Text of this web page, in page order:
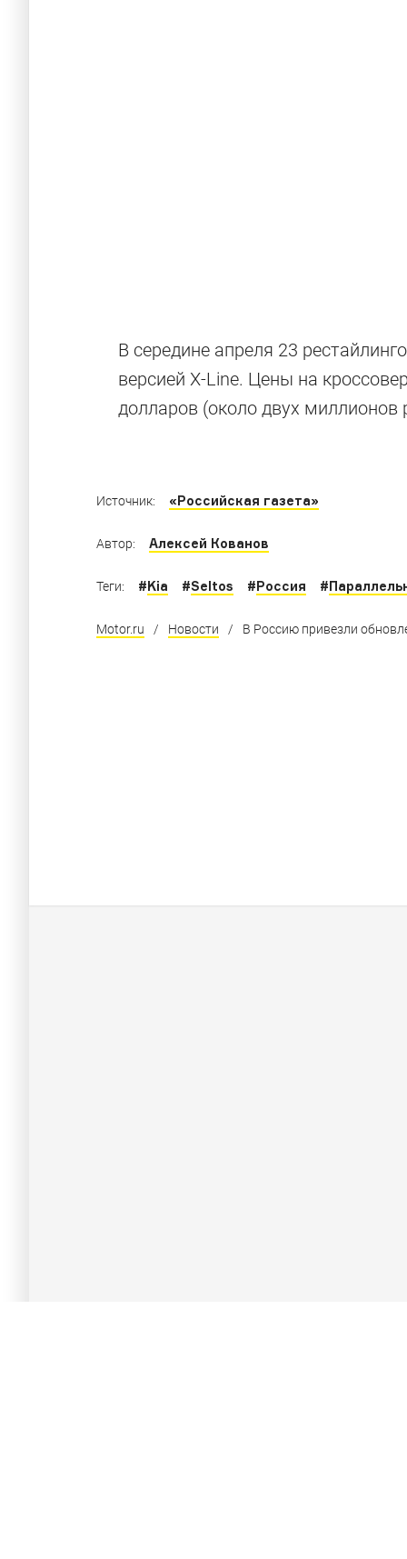
В середине апреля 23
версией X-Line. Цены на
долларов (около двух миллионов
Вернулись
Машины, которые изменились за время
Источник: «Российская газета»
Автор: Алексей Кованов
Теги: #Kia #Seltos #Россия #
Motor.ru / Новости / В Россию привезли